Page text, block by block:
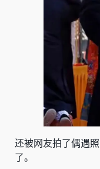
还被网友拍了偶遇
了。